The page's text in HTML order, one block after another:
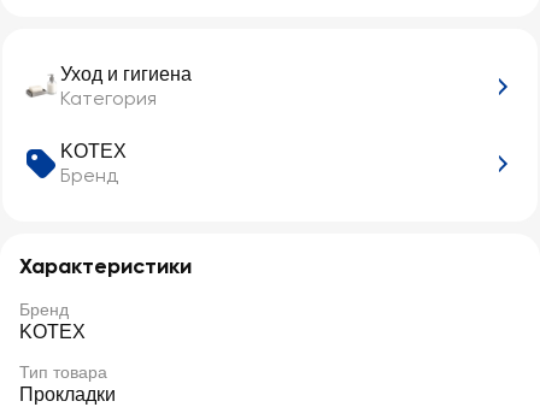
Уход и гигиена
Категория
KOTEX
Бренд
Характеристики
Бренд
KOTEX
Тип товара
Прокладки